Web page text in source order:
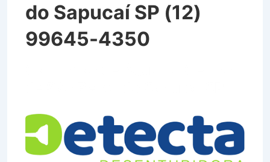
do Sapucaí SP (12)
99645-4350